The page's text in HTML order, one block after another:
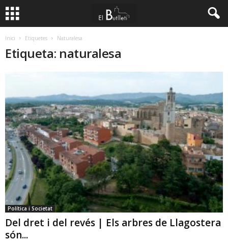
Inici Etiquetes Naturalesa
Etiqueta: naturalesa
Política i Societat
Del dret i del revés | Els arbres de Llagostera
són...